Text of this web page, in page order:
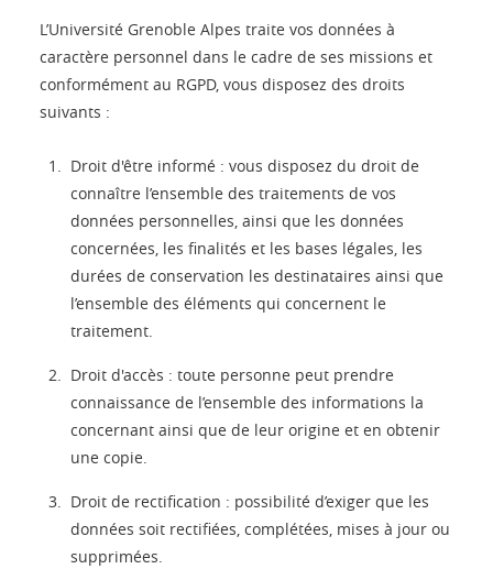
L’Université Grenoble Alpes traite vos données à
caractère personnel dans le cadre de ses missions et
conformément au RGPD, vous disposez des droits
suivants :
Droit d'être informé : vous disposez du droit de
connaître l’ensemble des traitements de vos
données personnelles, ainsi que les données
concernées, les finalités et les bases légales, les
durées de conservation les destinataires ainsi que
l’ensemble des éléments qui concernent le
traitement.
Droit d'accès : toute personne peut prendre
connaissance de l’ensemble des informations la
concernant ainsi que de leur origine et en obtenir
une copie.
Droit de rectification : possibilité d’exiger que les
données soit rectifiées, complétées, mises à jour ou
supprimées.